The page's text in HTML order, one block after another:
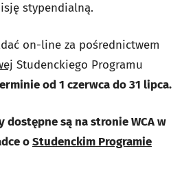
stypendialną.
on-line za pośrednictwem
Studenckiego Programu
od 1 czerwca do 31 lipca.
dostępne są na stronie WCA w
oStudenckim Programie